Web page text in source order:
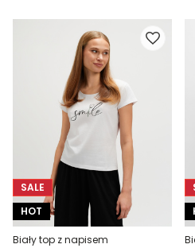
SALE
HOT
Biały top z napisem